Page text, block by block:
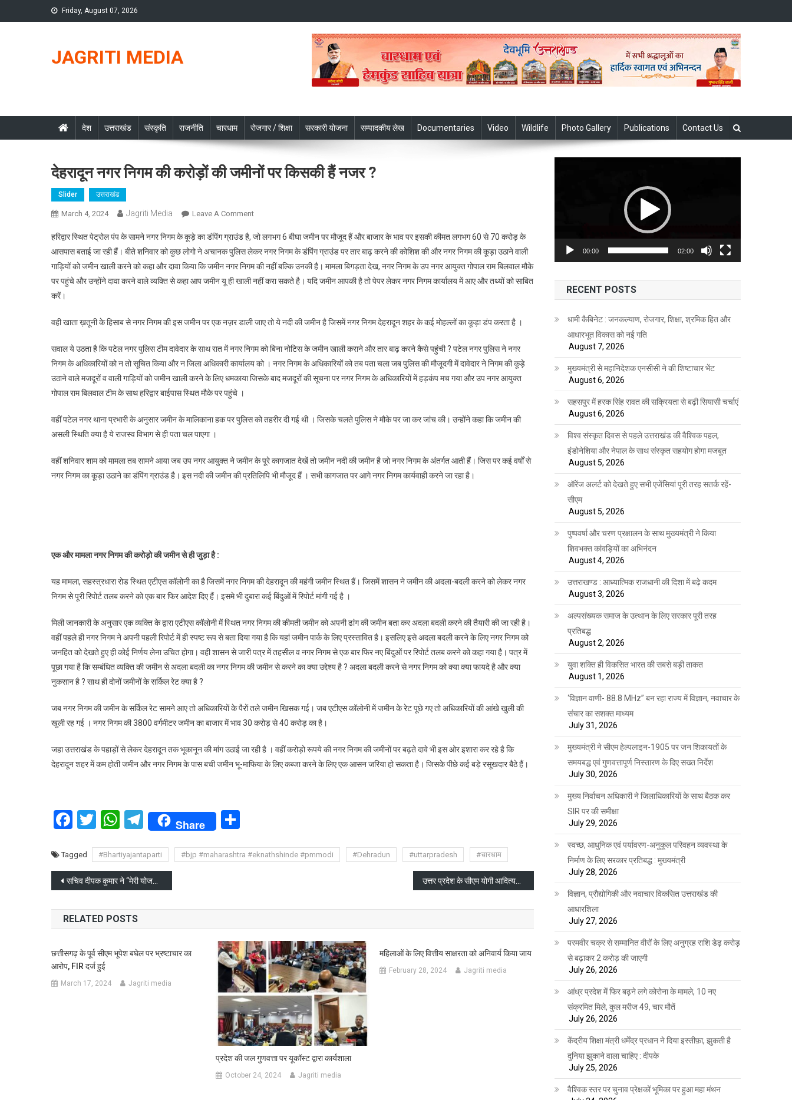
to
Friday, August 07, 2026
JAGRITI MEDIA
देश उत्तराखंड संस्कृति राजनीति चारधाम रोजगार / शिक्षा सरकारी योजना सम्पादकीय लेख Documentaries Video Wildlife Photo Gallery Publications Contact Us
देहरादून नगर निगम की करोड़ों की जमीनों पर किसकी हैं नजर ?
Slider उत्तराखंड
March 4, 2024 Jagriti Media Leave A CommentOn
नगर
निगम
की
करोड़ों
पर
हैं
नजर
?
हरिद्वार स्थित पेट्रोल पंप के सामने नगर निगम के कूड़े का डंपिंग ग्राउंड है, जो लगभग 6 बीघा जमीन पर मौजूद हैं और बाजार के भाव पर इसकी कीमत लगभग 60 से 70 करोड़ के
आसपास बताई जा रही हैं। बीते शनिवार को कुछ लोगो ने अचानक पुलिस लेकर नगर निगम के डंपिंग ग्राउंड पर तार बाढ़ करने की कोशिश की और नगर निगम की कूड़ा उठाने वाली
गाड़ियों को जमीन खाली करने को कहा और दावा किया कि जमीन नगर निगम की नहीं बल्कि उनकी है। मामला बिगड़ता देख, नगर निगम के उप नगर आयुक्त गोपाल राम बिलवाल मौके
पर पहुंचे और उन्होंने दावा करने वाले व्यक्ति से कहा आप जमीन यू ही खाली नहीं करा सकते है। यदि जमीन आपकी है तो पेपर लेकर नगर निगम कार्यालय में आए और तथ्यों को साबित
करें।
वही खाता ख़तूनी के हिसाब से नगर निगम की इस जमीन पर एक नज़र डाली जाए तो ये नदी की जमीन है जिसमें नगर निगम देहरादून शहर के कई मोहल्लों का कूड़ा डंप करता है ।
सवाल ये उठता है कि पटेल नगर पुलिस टीम दावेदार के साथ रात में नगर निगम को बिना नोटिस के जमीन खाली कराने और तार बाढ़ करने कैसे पहुंची ? पटेल नगर पुलिस ने नगर
निगम के अधिकारियों को न तो सूचित किया और न जिला अधिकारी कार्यालय को । नगर निगम के अधिकारियों को तब पता चला जब पुलिस की मौजूदगी में दावेदार ने निगम की कूड़े
उठाने वाले मजदूरों व वाली गाड़ियों को जमीन खाली करने के लिए धमकाया जिसके बाद मजदूरों की सूचना पर नगर निगम के अधिकारियों में हड़कंप मच गया और उप नगर आयुक्त
गोपाल राम बिलवाल टीम के साथ हरिद्वार बाईपास स्थित मौके पर पहुंचे ।
वहीं पटेल नगर थाना प्रभारी के अनुसार जमीन के मालिकाना हक पर पुलिस को तहरीर दी गई थी । जिसके चलते पुलिस ने मौके पर जा कर जांच की। उन्होंने कहा कि जमीन की
असली स्थिति क्या है ये राजस्व विभाग से ही पता चल पाएगा ।
वहीं शनिवार शाम को मामला तब सामने आया जब उप नगर आयुक्त ने जमीन के पूरे कागजात देखें तो जमीन नदी की जमीन है जो नगर निगम के अंतर्गत आती हैं। जिस पर कई वर्षों से
नगर निगम का कूड़ा उठाने का डंपिंग ग्राउंड है। इस नदी की जमीन की प्रतिलिपि भी मौजूद हैं । सभी कागजात पर आगे नगर निगम कार्यवाही करने जा रहा है।
एक और मामला नगर निगम की करोड़ो की जमीन से ही जुड़ा है :
यह मामला, सहस्त्रधारा रोड स्थित एटीएस कॉलोनी का है जिसमें नगर निगम की देहरादून की महंगी जमीन स्थित हैं। जिसमें शासन ने जमीन की अदला-बदली करने को लेकर नगर
निगम से पूरी रिपोर्ट तलब करने को एक बार फिर आदेश दिए हैं। इसमे भी दुबारा कई बिंदुओं में रिपोर्ट मांगी गई है ।
मिली जानकारी के अनुसार एक व्यक्ति के द्वारा एटीएस कॉलोनी में स्थित नगर निगम की कीमती जमीन को अपनी ढांग की जमीन बता कर अदला बदली करने की तैयारी की जा रही है।
वहीं पहले ही नगर निगम ने अपनी पहली रिपोर्ट में ही स्पष्ट रूप से बता दिया गया है कि यहां जमीन पार्क के लिए प्रस्तावित है। इसलिए इसे अदला बदली करने के लिए नगर निगम को
जनहित को देखते हुए ही कोई निर्णय लेना उचित होगा। वही शासन से जारी पत्र में तहसील व नगर निगम से एक बार फिर नए बिंदुओं पर रिपोर्ट तलब करने को कहा गया है। पत्र में
पूछा गया है कि सम्बंधित व्यक्ति की जमीन से अदला बदली का नगर निगम की जमीन से करने का क्या उद्देश्य है ? अदला बदली करने से नगर निगम को क्या क्या फायदे है और क्या
नुकसान है ? साथ ही दोनों जमीनों के सर्किल रेट क्या है ?
जब नगर निगम की जमीन के सर्किल रेट सामने आए तो अधिकारियों के पैरों तले जमीन खिसक गई। जब एटीएस कॉलोनी में जमीन के रेट पूछे गए तो अधिकारियों की आंखे खुली की
खुली रह गई । नगर निगम की 3800 वर्गमीटर जमीन का बाजार में भाव 30 करोड़ से 40 करोड़ का है।
जहा उत्तराखंड के पहाड़ों से लेकर देहरादून तक भूकानून की मांग उठाई जा रही है । वहीं करोड़ो रूपये की नगर निगम की जमीनों पर बढ़ते दावे भी इस ओर इशारा कर रहे है कि
देहरादून शहर में कम होती जमीन और नगर निगम के पास बची जमीन भू-माफिया के लिए कब्जा करने के लिए एक आसन जरिया हो सकता है। जिसके पीछे कई बड़े रसूखदार बैठे हैं।
Facebook
Twitter
WhatsApp
Telegram
Share
Tagged #Bhartiyajantaparti #bjp #maharashtra #eknathshinde #pmmodi #Dehradun #uttarpradesh #चारधाम
Post
navigation
सचिव दीपक कुमार ने ‘‘मेरी योजना’’ पुस्तक संत समाज को समर्पित की
RELATED POSTS
छत्तीसगढ़ के पूर्व सीएम भूपेश बघेल पर भ्रष्टाचार का
आरोप, FIR दर्ज हुई
March 17, 2024 Jagriti media
प्रदेश की जल गुणवत्ता पर यूकॉस्ट द्वारा कार्यशाला
October 24, 2024 Jagriti media
महिलाओं के लिए वित्तीय साक्षरता को अनिवार्य किया जाय
February 28, 2024 Jagriti media
00:00 02:00
RECENT POSTS
धामी कैबिनेट : जनकल्याण, रोजगार, शिक्षा, श्रमिक हित और
आधारभूत विकास को नई गति
August 7, 2026
मुख्यमंत्री से महानिदेशक एनसीसी ने की शिष्टाचार भेंट
August 6, 2026
सहसपुर में हरक सिंह रावत की सक्रियता से बढ़ी सियासी चर्चाएं
August 6, 2026
विश्व संस्कृत दिवस से पहले उत्तराखंड की वैश्विक पहल,
इंडोनेशिया और नेपाल के साथ संस्कृत सहयोग होगा मजबूत
August 5, 2026
ऑरेंज अलर्ट को देखते हुए सभी एजेंसियां पूरी तरह सतर्क रहें-
सीएम
August 5, 2026
पुष्पवर्षा और चरण प्रक्षालन के साथ मुख्यमंत्री ने किया
शिवभक्त कांवड़ियों का अभिनंदन
August 4, 2026
उत्तराखण्ड : आध्यात्मिक राजधानी की दिशा में बढ़े कदम
August 3, 2026
अल्पसंख्यक समाज के उत्थान के लिए सरकार पूरी तरह
प्रतिबद्ध
August 2, 2026
युवा शक्ति ही विकसित भारत की सबसे बड़ी ताकत
August 1, 2026
‘विज्ञान वाणी- 88.8 MHz” बन रहा राज्य में विज्ञान, नवाचार के
संचार का सशक्त माध्यम
July 31, 2026
मुख्यमंत्री ने सीएम हेल्पलाइन-1905 पर जन शिकायतों के
समयबद्ध एवं गुणवत्तापूर्ण निस्तारण के दिए सख्त निर्देश
July 30, 2026
मुख्य निर्वाचन अधिकारी ने जिलाधिकारियों के साथ बैठक कर
SIR पर की समीक्षा
July 29, 2026
स्वच्छ, आधुनिक एवं पर्यावरण-अनुकूल परिवहन व्यवस्था के
निर्माण के लिए सरकार प्रतिबद्ध : मुख्यमंत्री
July 28, 2026
विज्ञान, प्रौद्योगिकी और नवाचार विकसित उत्तराखंड की
आधारशिला
July 27, 2026
परमवीर चक्र से सम्मानित वीरों के लिए अनुग्रह राशि डेढ़ करोड़
से बढ़ाकर 2 करोड़ की जाएगी
July 26, 2026
आंध्र प्रदेश में फिर बढ़ने लगे कोरोना के मामले, 10 नए
संक्रमित मिले, कुल मरीज 49, चार मौतें
July 26, 2026
केंद्रीय शिक्षा मंत्री धर्मेंद्र प्रधान ने दिया इस्तीफ़ा, झुकती है
दुनिया झुकाने वाला चाहिए : दीपके
July 25, 2026
वैश्विक स्तर पर चुनाव प्रेक्षकों भूमिका पर हुआ महा मंथन